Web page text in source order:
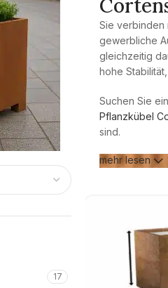
Sie verbinden
gewerbliche
gleichzeitig
hohe
Suchen Sie
Pflanzkübel
sind.
mehr lesen
17